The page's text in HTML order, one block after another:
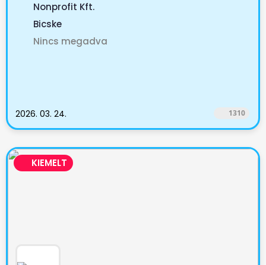
Nonprofit Kft.
Bicske
Nincs megadva
2026. 03. 24. 1310
KIEMELT